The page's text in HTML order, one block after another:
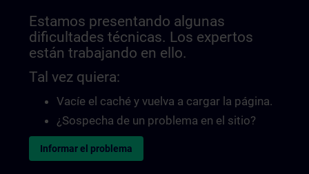
Estamos presentando algunas
dificultades técnicas. Los expertos
están trabajando en ello.
Tal vez quiera:
Vacíe el caché y vuelva a cargar la página.
¿Sospecha de un problema en el sitio?
Informar el problema